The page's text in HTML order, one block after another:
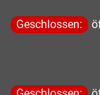
Klicken, um
Geschlossen: